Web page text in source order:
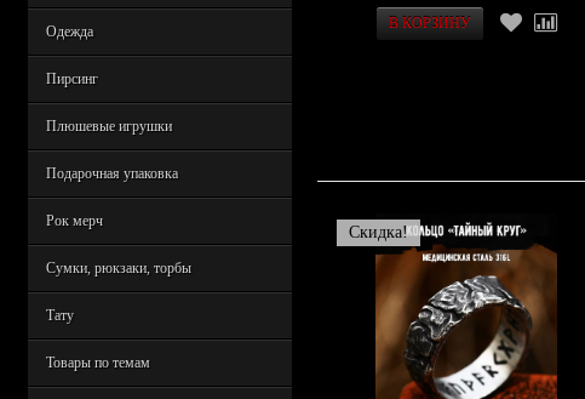
Одежда
Пирсинг
Плюшевые игрушки
Подарочная упаковка
Рок мерч
Сумки, рюкзаки, торбы
Тату
Товары по темам
Скидка!